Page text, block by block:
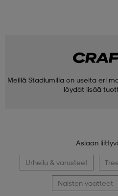
Meillä Stadiumilla on useita eri
löydät lisää
Asiaan
Urheilu & varusteet
Naisten vaatteet